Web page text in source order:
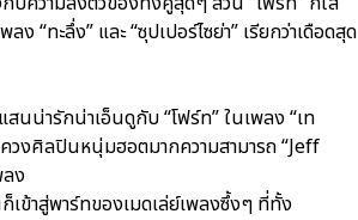
“ทะลึ่ง” และ “ซุปเปอร์ไซย่า” เรียกว่าเดือดสุด
นน่ารักน่าเอ็นดูกับ “โฟร์ท” ในเพลง “เท
วงศิลปินหนุ่มฮอตมากความสามารถ “Jeff
ง
เข้าสู่พาร์ทของเมดเล่ย์เพลงซึ้งๆ ที่ทั้ง